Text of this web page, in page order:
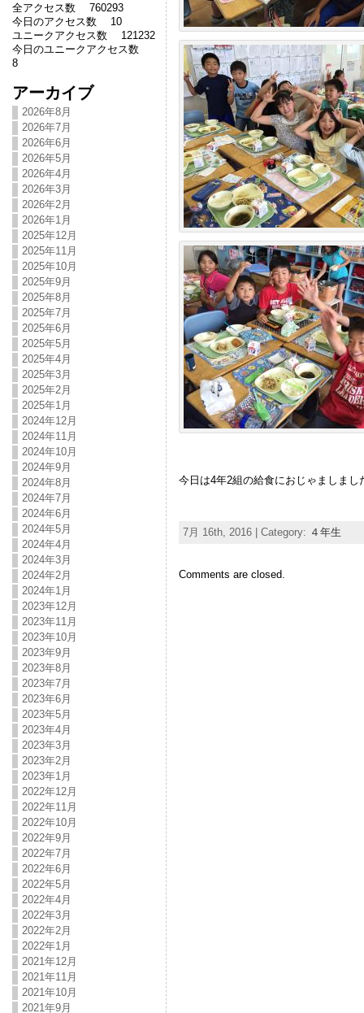
全アクセス数 760293
今日のアクセス数 10
ユニークアクセス数 121232
今日のユニークアクセス数
8
アーカイブ
2026年8月
2026年7月
2026年6月
2026年5月
2026年4月
2026年3月
2026年2月
2026年1月
2025年12月
2025年11月
2025年10月
2025年9月
2025年8月
2025年7月
2025年6月
2025年5月
2025年4月
2025年3月
2025年2月
2025年1月
2024年12月
2024年11月
2024年10月
2024年9月
2024年8月
2024年7月
2024年6月
2024年5月
2024年4月
2024年3月
2024年2月
2024年1月
2023年12月
2023年11月
2023年10月
2023年9月
2023年8月
2023年7月
2023年6月
2023年5月
2023年4月
2023年3月
2023年2月
2023年1月
2022年12月
2022年11月
2022年10月
2022年9月
2022年7月
2022年6月
2022年5月
2022年4月
2022年3月
2022年2月
2022年1月
2021年12月
2021年11月
2021年10月
2021年9月
今日は4年2組の給食におじゃましま
7月 16th, 2016 | Category: ４年生
Comments are closed.